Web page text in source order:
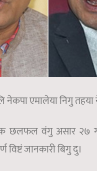
नेकपा एमालेया निगु
छलफल वंगु असार २७
जानकारी बिगु दु।